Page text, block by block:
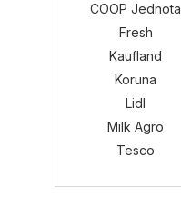
COOP Jednota
Fresh
Kaufland
Koruna
Lidl
Milk Agro
Tesco